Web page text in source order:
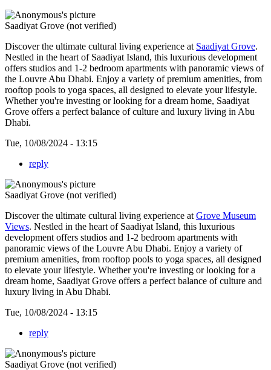
Saadiyat Grove (not verified)
Discover the ultimate cultural living experience at Saadiyat Grove.
Nestled in the heart of Saadiyat Island, this luxurious development
offers studios and 1-2 bedroom apartments with panoramic views of
the Louvre Abu Dhabi. Enjoy a variety of premium amenities, from
rooftop pools to yoga spaces, all designed to elevate your lifestyle.
Whether you're investing or looking for a dream home, Saadiyat
Grove offers a perfect balance of culture and luxury living in Abu
Dhabi.
Tue, 10/08/2024 - 13:15
reply
Saadiyat Grove (not verified)
Discover the ultimate cultural living experience at Grove Museum
Views. Nestled in the heart of Saadiyat Island, this luxurious
development offers studios and 1-2 bedroom apartments with
panoramic views of the Louvre Abu Dhabi. Enjoy a variety of
premium amenities, from rooftop pools to yoga spaces, all designed
to elevate your lifestyle. Whether you're investing or looking for a
dream home, Saadiyat Grove offers a perfect balance of culture and
luxury living in Abu Dhabi.
Tue, 10/08/2024 - 13:15
reply
Saadiyat Grove (not verified)